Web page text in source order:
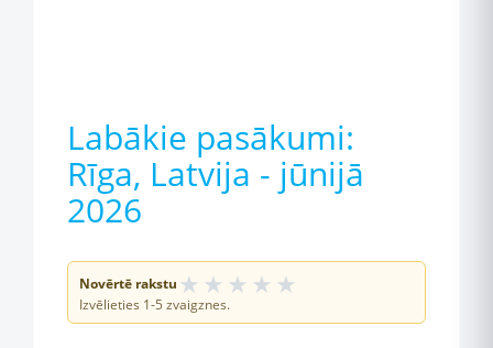
Labākie pasākumi:
Rīga, Latvija - jūnijā
2026
Novērtē rakstu ★ ★ ★ ★ ★
Izvēlieties 1-5 zvaigznes.